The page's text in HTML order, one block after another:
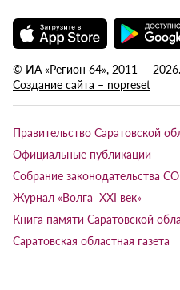
© ИА «Регион 64», 2011 —
Создание сайта – nopreset
Правительство Саратовской
Официальные публикации
Собрание законодательства СО
Журнал «Волга XXI век»
Книга памяти Саратовской
Саратовская областная газета